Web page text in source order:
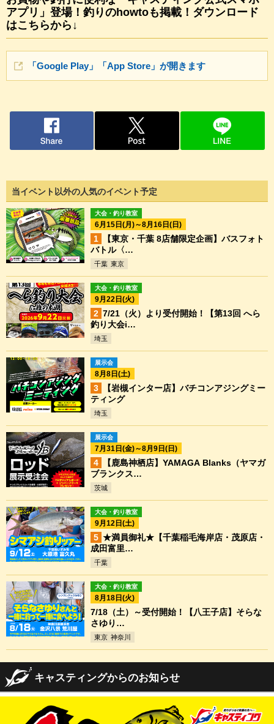
アプリ」登場！釣りのhowtoも掲載！ダウンロード
はこちらから↓
「Google Play」「App Store」が開きます
当イベント以外の人気のイベント予定
大会・釣り教室
6月15日(月)～8月16日(日)
【東京・千葉 8店舗限定企画】バスフォト
バトル〈…
千葉 東京
大会・釣り教室
9月22日(火)
7/21（火）より受付開始！【第13回 へら
釣り大会i…
埼玉
展示会
8月8日(土)
【岩槻インター店】バチコンアジングミー
ティング
埼玉
展示会
7月31日(金)～8月9日(日)
【鹿島神栖店】YAMAGA Blanks（ヤマガ
ブランクス…
茨城
大会・釣り教室
9月12日(土)
★満員御礼★【千葉稲毛海岸店・茂原店・
成田富里…
千葉
大会・釣り教室
8月18日(火)
7/18（土）～受付開始！【八王子店】そらな
さゆり…
東京 神奈川
キャスティングからのお知らせ